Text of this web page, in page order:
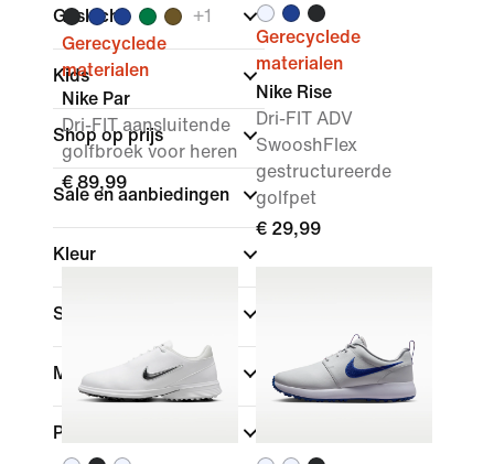
Geslacht
Kids
Shop op prijs
Sale en aanbiedingen
Kleur
Sport
Merk
Pasvorm
+1
Gerecyclede
materialen
Nike Par
Dri-FIT aansluitende
golfbroek voor heren
€ 89,99
Gerecyclede
materialen
Nike Rise
Dri-FIT ADV
SwooshFlex
gestructureerde
golfpet
€ 29,99